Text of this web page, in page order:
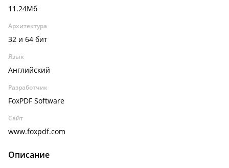
11.24Мб
Архитектура
32 и 64 бит
Язык
Английский
Разработчик
FoxPDF Software
Сайт
www.foxpdf.com
Описание